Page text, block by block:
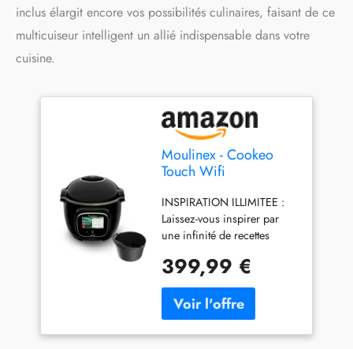
inclus élargit encore vos possibilités culinaires, faisant de ce
multicuiseur intelligent un allié indispensable dans votre
cuisine.
Moulinex - Cookeo
Touch Wifi
gâteau - 6 L - Noir
INSPIRATION ILLIMITEE :
Laissez-vous inspirer par
une infinité de recettes
connexion WiFi, pour une
grande variété de repas
quotidiens CUISINEZ EN
TOUTE SIMPLICITE :
Laissez-vous guider pour
399,99 €